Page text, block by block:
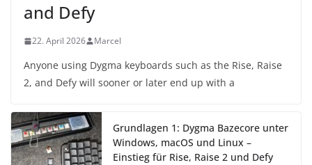
and Defy
22. April 2026 Marcel
Anyone using Dygma keyboards such as the Rise, Raise
2, and Defy will sooner or later end up with a
Grundlagen 1: Dygma Bazecore unter
Windows, macOS und Linux –
Einstieg für Rise, Raise 2 und Defy